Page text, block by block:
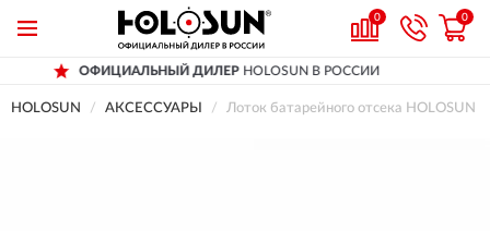
0 0
ОФИЦИАЛЬНЫЙ ДИЛЕРHOLOSUN В РОССИИ
HOLOSUN АКСЕССУАРЫ Лоток батарейного отсека HOLOSUN